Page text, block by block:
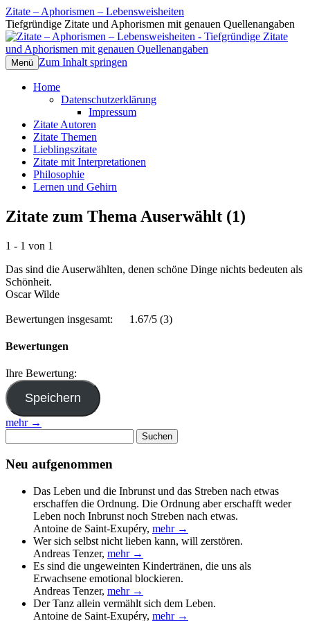
Zitate – Aphorismen – Lebensweisheiten
Tiefgründige Zitate und Aphorismen mit genauen Quellenangaben
Menü Zum Inhalt springen
Home
Datenschutzerklärung
Impressum
Zitate Autoren
Zitate Themen
Lieblingszitate
Zitate mit Interpretationen
Philosophie
Lernen und Gehirn
Zitate zum Thema Auserwählt (1)
1 - 1 von 1
Das sind die Auserwählten, denen schöne Dinge nichts bedeuten als
Schönheit.
Oscar Wilde
Bewertungen insgesamt: 1.67/5 (3)
Bewertungen
Ihre Bewertung:
mehr →
nach:
Neu aufgenommen
Das Leben und die Inbrunst und das Streben nach etwas
erschaffen die Ordnung. Die Ordnung aber erschafft weder
Leben noch Inbrunst noch Streben nach etwas.
Antoine de Saint-Exupéry, mehr →
Wer sich selbst nicht lieben kann, will zerstören.
Andreas Tenzer, mehr →
Es sind die ungeweinten Kindertränen, die uns als
Erwachsene emotional blockieren.
Andreas Tenzer, mehr →
Der Tanz allein vermählt sich dem Leben.
Antoine de Saint-Exupéry, mehr →